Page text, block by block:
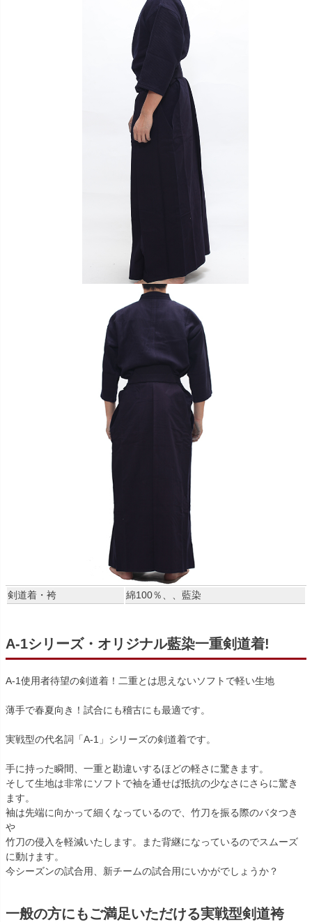
剣道着・袴 綿100％、、藍染
A-1シリーズ・オリジナル藍染一重剣道着!
A-1使用者待望の剣道着！二重とは思えないソフトで軽い生地
薄手で春夏向き！試合にも稽古にも最適です。
実戦型の代名詞「A-1」シリーズの剣道着です。
手に持った瞬間、一重と勘違いするほどの軽さに驚きます。
そして生地は非常にソフトで袖を通せば抵抗の少なさにさらに驚き
ます。
袖は先端に向かって細くなっているので、竹刀を振る際のバタつき
や
竹刀の侵入を軽減いたします。また背継になっているのでスムーズ
に動けます。
今シーズンの試合用、新チームの試合用にいかがでしょうか？
一般の方にもご満足いただける実戦型剣道袴